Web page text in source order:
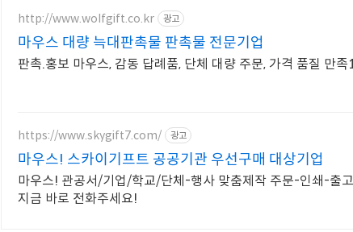
http://www.wolfgift.co.kr 광고
마우스 대량 늑대판촉물 판촉물 전문기업
판촉.홍보 마우스, 감동 답례품, 단체 대량 주문, 가격 품질 만
https://www.skygift7.com/ 광고
마우스! 스카이기프트 공공기관 우선구매 대상기업
마우스! 관공서/기업/학교/단체-행사 맞춤제작 주문-인쇄-출
지금 바로 전화주세요!